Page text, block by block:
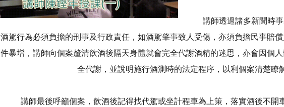
講師透過諸多新聞時事
酒駕行為必須負擔的刑事及行政責任，如酒駕肇事致人受傷，亦須負擔民事賠
件暴增，講師向個案釐清飲酒後隔天身體就會完全代謝酒精的迷思，亦會因個
全代謝，並說明施行酒測時的法定程序，以利個案清楚瞭
講師最後呼籲個案，飲酒後記得找代駕或坐計程車為上策，落實酒後不開